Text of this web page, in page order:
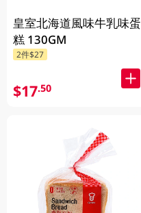
皇室北海道風味牛乳味蛋
糕 130GM
2件$27
$17.50